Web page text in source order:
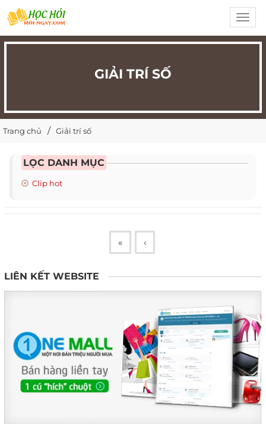
GIẢI TRÍ SỐ
Trang chủ Giải trí số
LỌC DANH MỤC
Clip hot
« ‹
LIÊN KẾT WEBSITE